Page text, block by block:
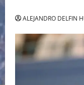
ALEJANDRO DELFIN